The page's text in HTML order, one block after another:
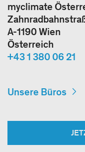
myclimate
A-1190 Wien
Österreich
+43 1 380 06 21
Unsere Büros